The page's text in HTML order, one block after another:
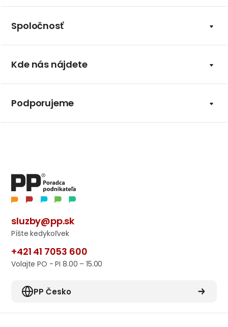
Spoločnosť
Kde nás nájdete
Podporujeme
sluzby@pp.sk
Píšte kedykoľvek
+421 41 7053 600
Volajte PO - PI 8.00 – 15.00
PP Česko